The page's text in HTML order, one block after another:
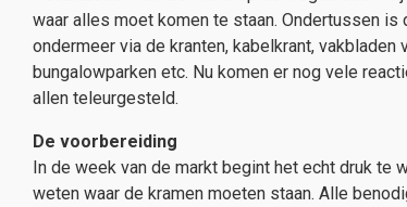
waar alles moet komen te staan. Ondertussen
ondermeer via de kranten, kabelkrant,
bungalowparken etc. Nu komen er nog vele
allen teleurgesteld.
De voorbereiding
In de week van de markt begint het echt druk
weten waar de kramen moeten staan. Alle